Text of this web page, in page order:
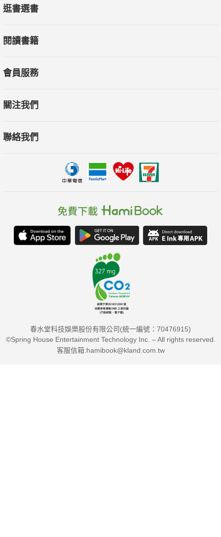
逛書選書
閱讀書籍
會員服務
關注我們
聯絡我們
春水堂科技娛樂股份有限公司(統一編號：70476915)
©Spring House Entertainment Technology Inc. – All rights reserved.
客服信箱:hamibook@kland.com.tw